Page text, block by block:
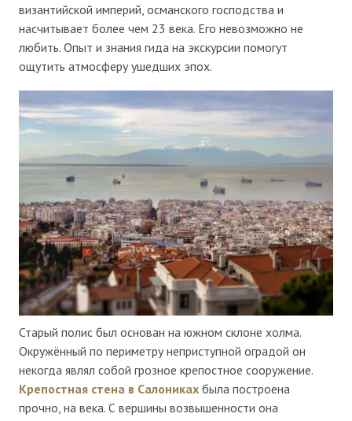
византийской империй, османского господства и
насчитывает более чем 23 века. Его невозможно не
любить. Опыт и знания гида на экскурсии помогут
ощутить атмосферу ушедших эпох.
Старый полис был основан на южном склоне холма.
Окружённый по периметру неприступной оградой он
некогда являл собой грозное крепостное сооружение.
Крепостная стена в Салониках была построена
прочно, на века. С вершины возвышенности она